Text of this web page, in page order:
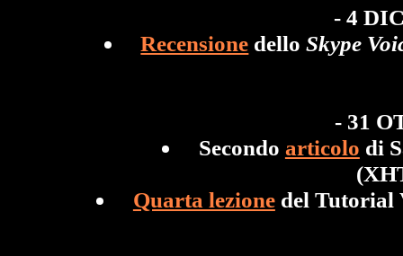
- 4
Recensione delloSkype
- 31
Secondo articolo di
Quarta lezionedel Tutorial